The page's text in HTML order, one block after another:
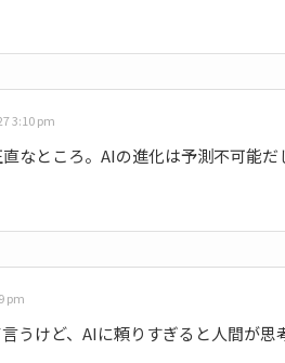
3:10 pm
なところ。AIの進化は予測不可能だ
pm
うけど、AIに頼りすぎると人間が思